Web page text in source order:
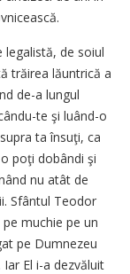
de soiul
trăirea lăuntrică a
de-a lungul
te şi luând-o
ta însuţi, ca
poţi dobândi şi
nu atât de
Sfântul Teodor
muchie pe un
pe Dumnezeu
El i-a dezvăluit